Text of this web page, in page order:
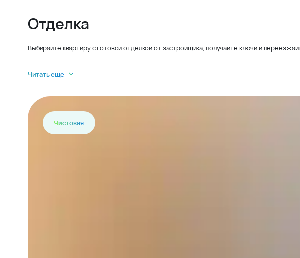
Отделка
Выбирайте квартиру с готовой отделкой от застройщика, получайте ключи и
Читать еще
Чистовая